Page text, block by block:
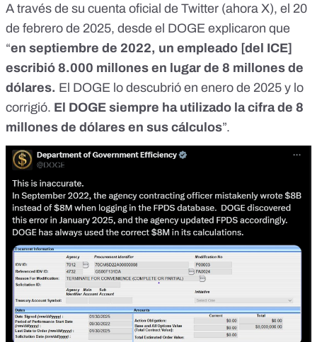
A través de su cuenta oficial de Twitter (ahora X), el 20
de febrero de 2025, desde el DOGE explicaron que
“en septiembre de 2022, un empleado [del ICE]
escribió 8.000 millones en lugar de 8 millones de
dólares. El DOGE lo descubrió en enero de 2025 y lo
corrigió. El DOGE siempre ha utilizado la cifra de 8
millones de dólares en sus cálculos”.